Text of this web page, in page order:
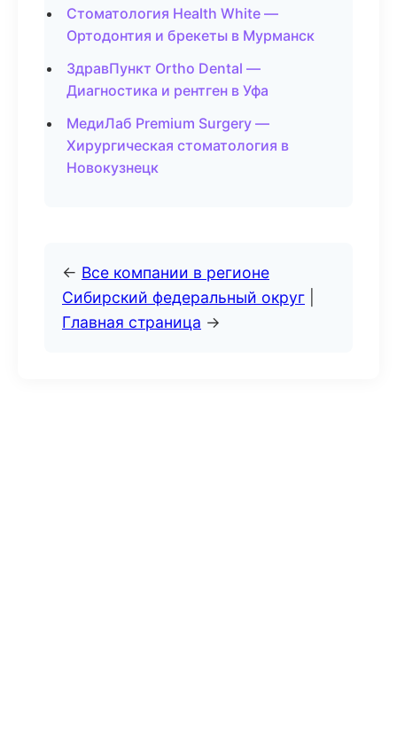
Стоматология Health White —
Ортодонтия и брекеты в Мурманск
ЗдравПункт Ortho Dental —
Диагностика и рентген в Уфа
МедиЛаб Premium Surgery —
Хирургическая стоматология в
Новокузнецк
← Все компании в регионе
Сибирский федеральный округ
Главная страница →